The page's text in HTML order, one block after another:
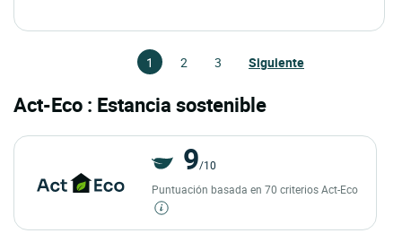
1 2 3 Siguiente
Act-Eco : Estancia sostenible
9/10
Puntuación basada en 70 criterios Act-Eco